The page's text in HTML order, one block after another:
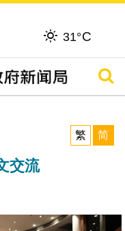
31°C
搜寻
繁
简
交流